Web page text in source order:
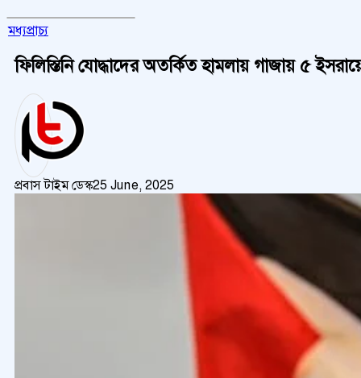
মধ্যপ্রাচ্য
ফিলিস্তিনি যোদ্ধাদের অতর্কিত হামলায় গাজায় ৫
প্রবাস টাইম ডেস্ক25 June, 2025